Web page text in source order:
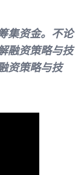
集资金。不论
融资策略与技
资策略与技